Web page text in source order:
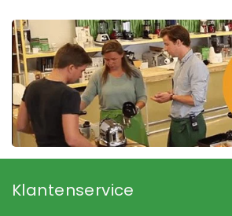
Klantenservice